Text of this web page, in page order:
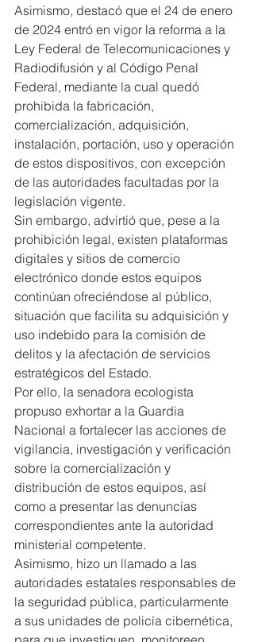
Asimismo, destacó que el 24 de enero
de 2024 entró en vigor la reforma a la
Ley Federal de Telecomunicaciones y
Radiodifusión y al Código Penal
Federal, mediante la cual quedó
prohibida la fabricación,
comercialización, adquisición,
instalación, portación, uso y operación
de estos dispositivos, con excepción
de las autoridades facultadas por la
legislación vigente.
Sin embargo, advirtió que, pese a la
prohibición legal, existen plataformas
digitales y sitios de comercio
electrónico donde estos equipos
continúan ofreciéndose al público,
situación que facilita su adquisición y
uso indebido para la comisión de
delitos y la afectación de servicios
estratégicos del Estado.
Por ello, la senadora ecologista
propuso exhortar a la Guardia
Nacional a fortalecer las acciones de
vigilancia, investigación y verificación
sobre la comercialización y
distribución de estos equipos, así
como a presentar las denuncias
correspondientes ante la autoridad
ministerial competente.
Asimismo, hizo un llamado a las
autoridades estatales responsables de
la seguridad pública, particularmente
a sus unidades de policía cibernética,